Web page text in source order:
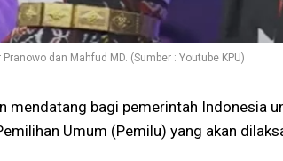
dan Mahfud MD. (Sumber : Youtube KPU)
mendatang bagi pemerintah Indonesia
Umum (Pemilu) yang akan